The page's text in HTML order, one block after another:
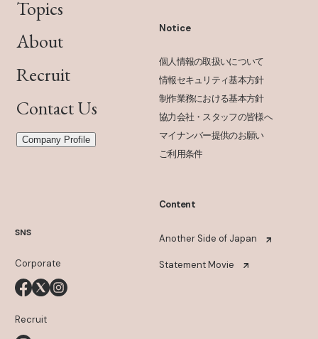
Topics
About
Recruit
Contact Us
Company Profile
SNS
Corporate
Recruit
Notice
個人情報の取扱いについて
情報セキュリティ基本方針
制作業務における基本方針
協力会社・スタッフの皆様へ
マイナンバー提供のお願い
ご利用条件
Content
Another Side of Japan
Statement Movie